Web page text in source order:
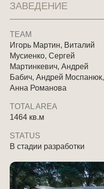
ЗАВЕДЕНИЕ
TEAM
Игорь Мартин, Виталий
Мусиенко, Сергей
Мартинкевич, Андрей
Бабич, Андрей Моспанюк,
Анна Романова
TOTAL AREA
1464 кв.м
STATUS
В стадии разработки